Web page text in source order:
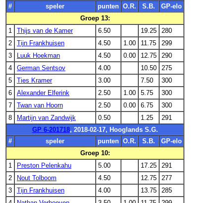
#
speler punten O.R. S.B.
GP-elo
Groep 13:
1
Thijs van de Kamer 6.50 19.25
280
2
Tijn Frankhuisen 4.50 1.00 11.75
299
3
Luuk Hoekman 4.50 0.00 12.75
290
4
German Sentsov 4.00 10.50
275
5
Ties Kramer 3.00 7.50
300
6
Alexander Elferink 2.50 1.00 5.75
300
7
Twan van Hoorn 2.50 0.00 6.75
300
8
Martijn van Zandwijk 0.50 1.25
291
GP 6-201718, 2018-02-17, Hooglands S.G.
#
speler punten O.R. S.B.
GP-elo
Groep 10:
1
Preston Pelenkahu 5.00 17.25
291
2
Nout Tolboom 4.50 12.75
277
3
Tijn Frankhuisen 4.00 13.75
285